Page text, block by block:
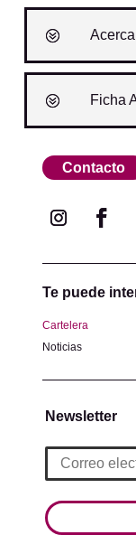
Ficha
Contacto
Te puede
Cartelera
Noticias
Newsletter